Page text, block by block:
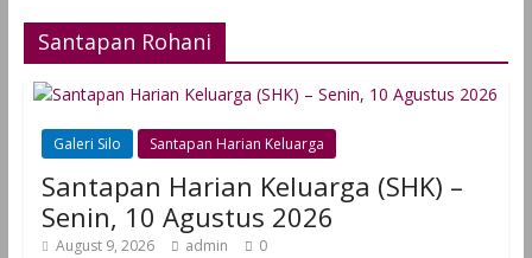
Santapan Rohani
Galeri Silo Santapan Harian Keluarga
Santapan Harian Keluarga (SHK) –
Senin, 10 Agustus 2026
August 9, 2026 admin 0